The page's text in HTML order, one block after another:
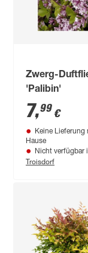
Zwerg-
'Palibin'
7,99 €
Keine Lieferung
Hause
Nicht verfügbar
Troisdorf